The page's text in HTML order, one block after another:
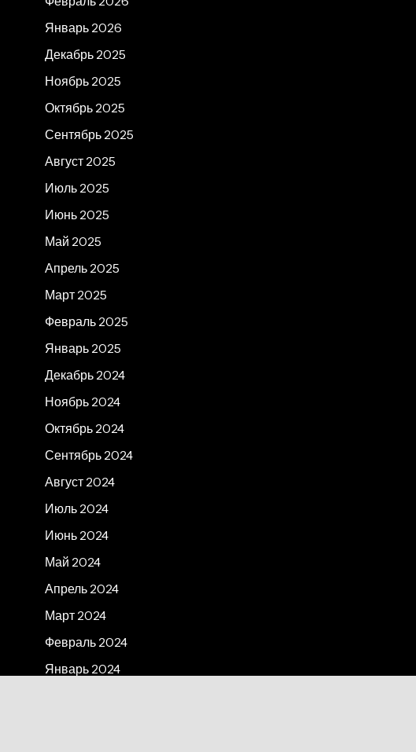
Январь 2026
Декабрь 2025
Ноябрь 2025
Октябрь 2025
Сентябрь 2025
Август 2025
Июль 2025
Июнь 2025
Май 2025
Апрель 2025
Март 2025
Февраль 2025
Январь 2025
Декабрь 2024
Ноябрь 2024
Октябрь 2024
Сентябрь 2024
Август 2024
Июль 2024
Июнь 2024
Май 2024
Апрель 2024
Март 2024
Февраль 2024
Январь 2024